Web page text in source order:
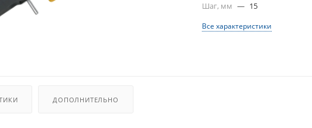
Шаг, мм — 15
Все характеристики
ДОПОЛНИТЕЛЬНО